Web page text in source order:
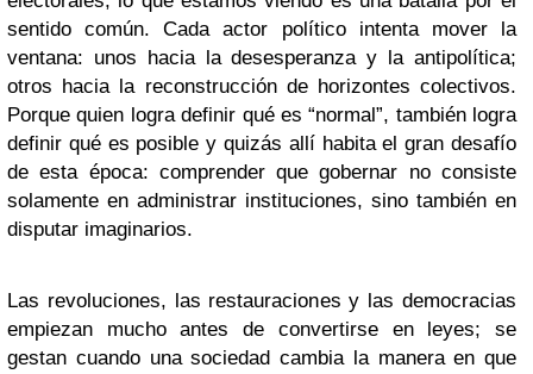
sentido común. Cada actor político intenta mover la
ventana: unos hacia la desesperanza y la antipolítica;
otros hacia la reconstrucción de horizontes colectivos.
Porque quien logra definir qué es “normal”, también logra
definir qué es posible y quizás allí habita el gran desafío
de esta época: comprender que gobernar no consiste
solamente en administrar instituciones, sino también en
disputar imaginarios.
Las revoluciones, las restauraciones y las democracias
empiezan mucho antes de convertirse en leyes; se
gestan cuando una sociedad cambia la manera en que